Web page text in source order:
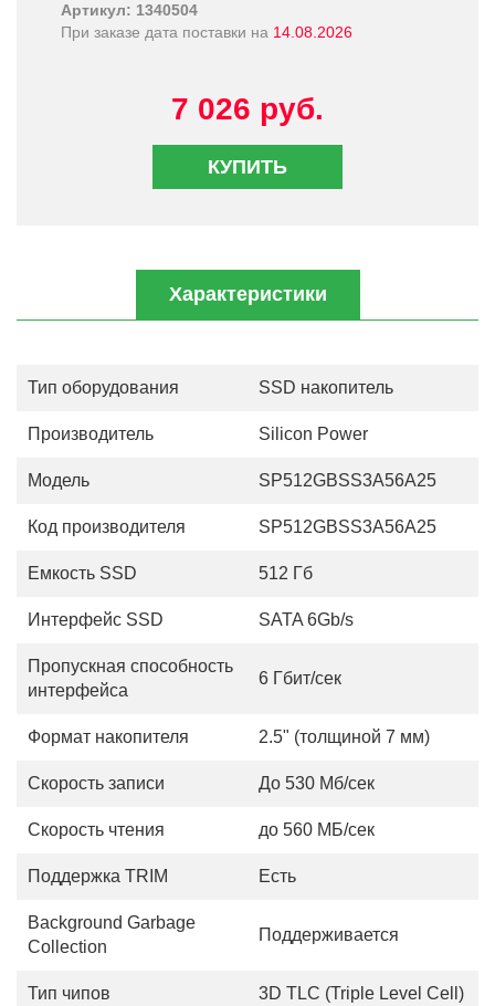
Артикул: 1340504
При заказе дата поставки на 14.08.2026
7 026 руб.
КУПИТЬ
Характеристики
Тип оборудования SSD накопитель
Производитель Silicon Power
Модель SP512GBSS3A56A25
Код производителя SP512GBSS3A56A25
Емкость SSD 512 Гб
Интерфейс SSD SATA 6Gb/s
Пропускная способность
интерфейса
6 Гбит/сек
Формат накопителя 2.5" (толщиной 7 мм)
Скорость записи До 530 Мб/сек
Скорость чтения до 560 МБ/сек
Поддержка TRIM Есть
Background Garbage
Collection
Поддерживается
Тип чипов 3D TLC (Triple Level Cell)